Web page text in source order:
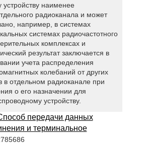
устройству наименее
радиоканала и может
например, в системах
системах радиочастотного
комплексах и
результат заключается в
учета распределения
колебаний от других
в отдельном радиоканале при
о его назначении для
устройству.
передачи данных
и терминальное